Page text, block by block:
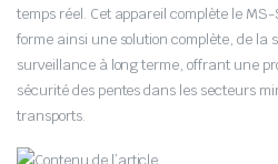
temps réel. Cet appareil complète le
forme ainsi une solution complète, de la
surveillance à long terme, offrant une
sécurité des pentes dans les secteurs
transports.